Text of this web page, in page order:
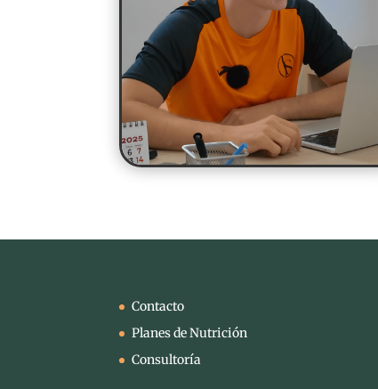
Contacto
Planes de Nutrición
Consultoría